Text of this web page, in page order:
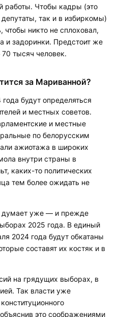
работы. Чтобы кадры (это
так и в избиркомы)
никто не сплоховал,
и задоринки. Предстоит же
тысяч человек.
за Мариванной?
будут определяться
и местных советов.
и местные
по белорусским
ажиотажа в широких
внутри страны в
каких-то политических
тем более ожидать не
думает уже — и прежде
2025 года. В единый
2024 года будут обкатаны
составят их костяк и в
на грядущих выборах, в
Так власти уже
это соображениями